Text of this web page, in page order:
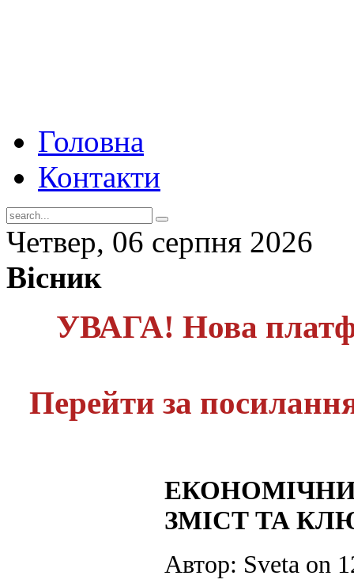
Головна
Контакти
Четвер, 06 серпня 2026
Вісник
УВАГА! Нова
Перейти за
ЗМІСТ ТА
Автор: Sveta on